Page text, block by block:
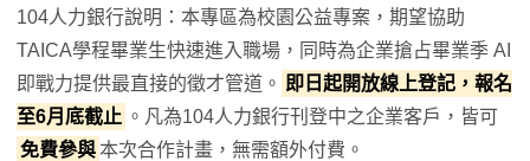
104人力銀行說明：本專區為校園公益專案，期望協助
TAICA學程畢業生快速進入職場，同時為企業搶占畢業季 AI
即戰力提供最直接的徵才管道。
即日起開放線上登記，報名
至6月底截止 。凡為104人力銀行刊登中之企業客戶，皆可
免費參與本次合作計畫，無需額外付費。